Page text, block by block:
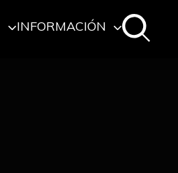
INFORMACIÓN